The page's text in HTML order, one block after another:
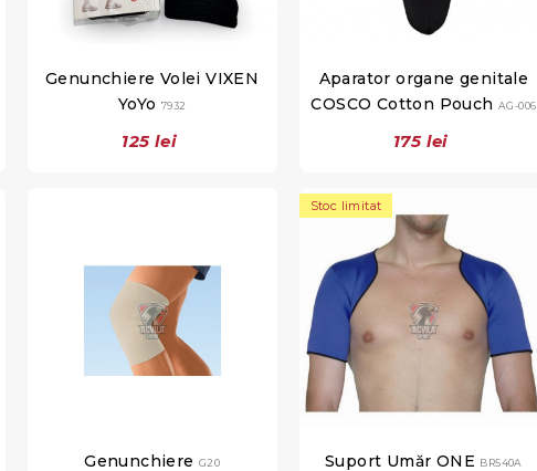
Genunchiere Volei VIXEN
YoYo 7932
125 lei
Aparator organe genitale
COSCO Cotton Pouch AG-006
175 lei
Genunchiere G20
Stoc limitat
Suport Umăr ONE BR540A